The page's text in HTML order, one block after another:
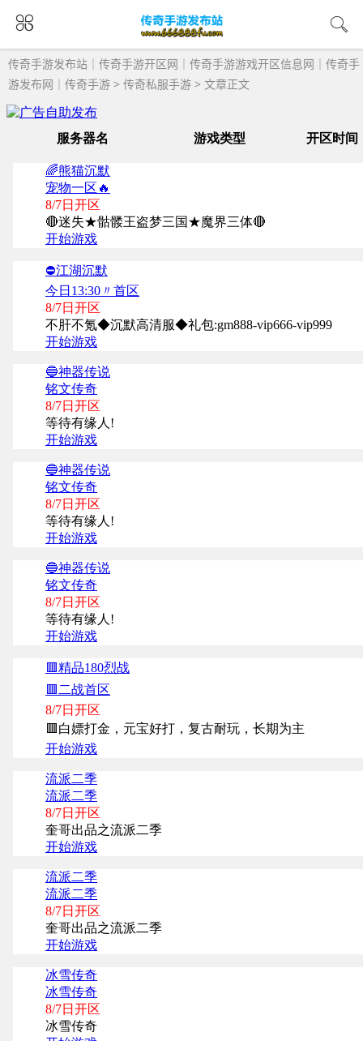
传奇手游发布站｜传奇手游开区网｜传奇手游游戏开区信息网｜传奇手
游发布网｜传奇手游 > 传奇私服手游 > 文章正文